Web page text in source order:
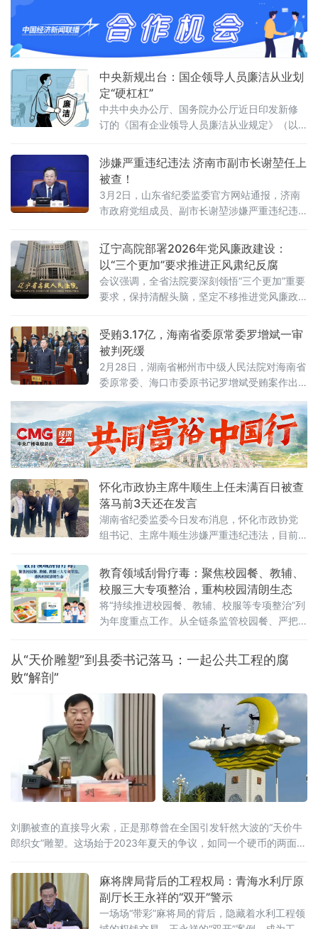
以书信为主，对象涵盖配偶、父母、子女或兄
弟姐妹，内容紧扣“廉政”主题，围绕家风建设、
廉洁修身、廉洁齐家展开。全体中层干部积极
响应，踊跃投稿、用心创作。家书内容丰富，
有的放矢，贴近各自岗位实际。
中央新规出台：国企领导人员廉洁从业划
定“硬杠杠”
中共中央办公厅、国务院办公厅近日印发新修
订的《国有企业领导人员廉洁从业规定》（以
部门认真遵照执行。这是自2009年之后，中央
对该项基础性法规进行的首次系统性修订，旨
在为做强做优做大国有企业和国有资本提供坚
强的纪律保障。此次修订紧扣全面从严治党形
势任务和国有企业改革发展的新变化，针对近
性腐
涉嫌严重违纪违法 济南市副市长谢堃任上
被查！
3月2日，山东省纪委监委官方网站通报，济南
市政府党组成员、副市长谢堃涉嫌严重违纪违
察调查 。这一消息由中央纪委国家监委网站转
载发布，迅速引发社会广泛关注 。公开资料显
示，谢堃，男，汉族，1973年5月出生，现年
52岁，研究生学历，工学硕士，中共党员 。作
为一名本土成长起来的
辽宁高院部署2026年党风廉政建设：
以“三个更加”要求推进正风肃纪反腐
会议强调，全省法院要深刻领悟“三个更加”重要
要求，保持清醒头脑，坚定不移推进党风廉政
公平公正司法环境。
受贿3.17亿，海南省委原常委罗增斌一审
被判死缓
2月28日，湖南省郴州市中级人民法院对海南省
委原常委、海口市委原书记罗增斌受贿案作出
的“70后”干部，因受贿3.17亿余元被判处死刑，
缓期二年执行。从2024年12月落马到今日宣
判，时隔仅14个月，“打虎”节奏之快引人关注。
横跨川琼十余年，敛财3.17亿经审理查明，罗增
法院认定，其利用担任四川
怀化市政协主席牛顺生上任未满百日被查
落马前3天还在发言
湖南省纪委监委今日发布消息，怀化市政协党
组书记、主席牛顺生涉嫌严重违纪违法，目前
这位正厅级干部从履新到被查，时间跨度不足
三个月，而就在落马前3天，他还在公开活动中
亮相发言。（图为2025年12月3日，牛顺生在
洪江市安江镇聚止庄园调研）履新不足百日公
开简历显示，牛顺生，男，汉族，1966年11月
教育领域刮骨疗毒：聚焦校园餐、教辅、
校服三大专项整治，重构校园清朗生态
将“持续推进校园餐、教辅、校服等专项整治”列
为年度重点工作。从全链条监管校园餐、严把
从“天价雕塑”到县委书记落马：一起公共工程的腐
败“解剖”
刘鹏被查的直接导火索，正是那尊曾在全国引发轩然大波的“天价牛
郎织女”雕塑。这场始于2023年夏天的争议，如同一个硬币的两面，
度反腐不断深入的现实。“又丑又贵”：一个
麻将牌局背后的工程权局：青海水利厅原
副厅长王永祥的“双开”警示
一场场“带彩”麻将局的背后，隐藏着水利工程领